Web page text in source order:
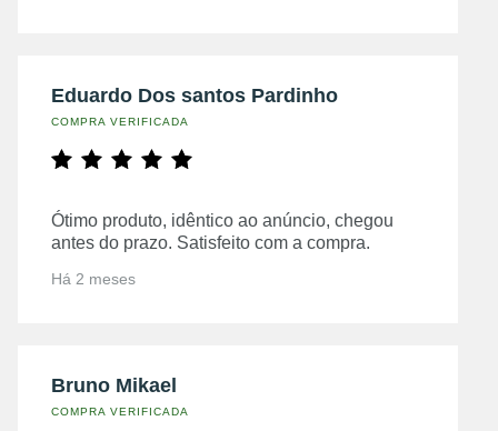
Eduardo Dos santos Pardinho
COMPRA VERIFICADA
Ótimo produto, idêntico ao anúncio, chegou
antes do prazo. Satisfeito com a compra.
Há 2 meses
Bruno Mikael
COMPRA VERIFICADA